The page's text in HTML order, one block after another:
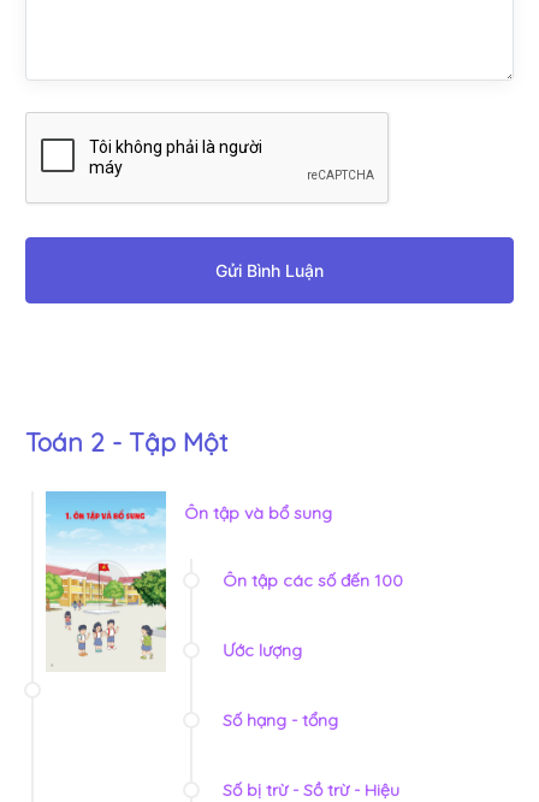
Gửi Bình Luận
Toán 2 - Tập Một
Ôn tập và bổ sung
Ôn tập các số đến 100
Ước lượng
Số hạng - tổng
Số bị trừ - Sồ trừ - Hiệu